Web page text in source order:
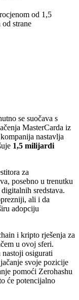
od 1,5
strane
se suočava s
MasterCarda iz
nastavlja
1,5 milijardi
za
posebno u trenutku
sredstava.
ali i da
adopciju
i kripto rješenja za
u ovoj sferi.
osigurati
svoje pozicije
pomoći Zerohashu
će potencijalno